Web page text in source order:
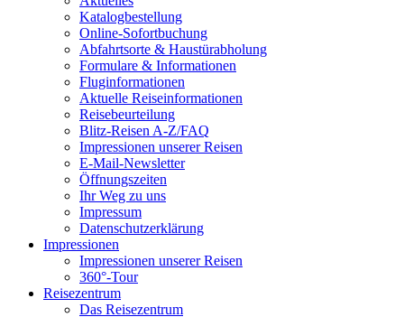
Katalogbestellung
Online-Sofortbuchung
Abfahrtsorte & Haustürabholung
Formulare & Informationen
Fluginformationen
Aktuelle Reiseinformationen
Reisebeurteilung
Blitz-Reisen A-Z/FAQ
Impressionen unserer Reisen
E-Mail-Newsletter
Öffnungszeiten
Ihr Weg zu uns
Impressum
Datenschutzerklärung
Impressionen
Impressionen unserer Reisen
360°-Tour
Reisezentrum
Das Reisezentrum